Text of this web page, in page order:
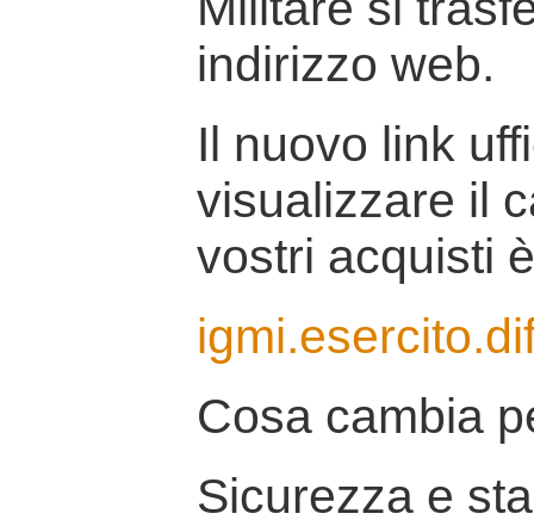
indirizzo web.
Il nuovo link
visualizzare il
vostri acquisti
Cosa cambia
Sicurezza e